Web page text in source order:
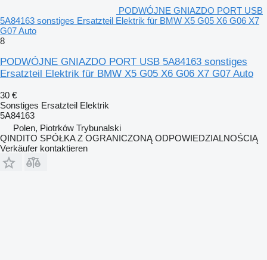
PODWÓJNE GNIAZDO PORT USB
5A84163 sonstiges Ersatzteil Elektrik für BMW X5 G05 X6 G06 X7
G07 Auto
8
PODWÓJNE GNIAZDO PORT USB 5A84163 sonstiges
Ersatzteil Elektrik für BMW X5 G05 X6 G06 X7 G07 Auto
30 €
Sonstiges Ersatzteil Elektrik
5A84163
Polen, Piotrków Trybunalski
QINDITO SPÓŁKA Z OGRANICZONĄ ODPOWIEDZIALNOŚCIĄ
Verkäufer kontaktieren